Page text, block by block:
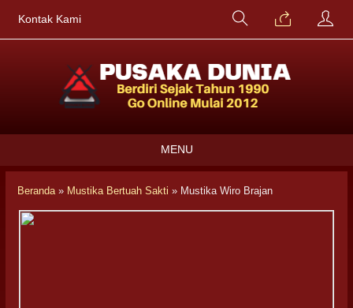
Kontak Kami
MENU
Beranda» Mustika Bertuah Sakti » Mustika Wiro Brajan